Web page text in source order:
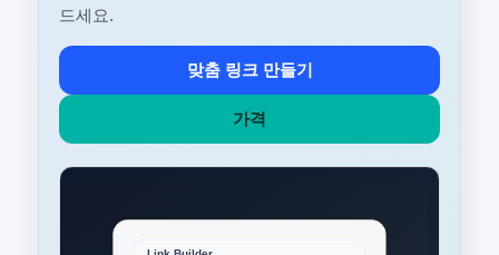
드세요.
맞춤 링크 만들기
가격